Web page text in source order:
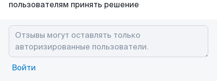
пользователям принять решение
Войти